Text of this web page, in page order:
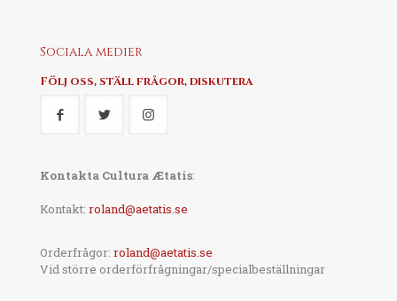
Sociala medier
Följ oss, ställ frågor, diskutera
Kontakta Cultura Ætatis:
Kontakt: roland@aetatis.se
Orderfrågor: roland@aetatis.se
Vid större orderförfrågningar/specialbeställningar